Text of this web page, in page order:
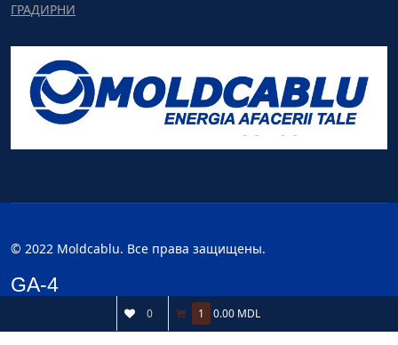
ГРАДИРНИ
© 2022 Moldcablu. Все права защищены.
GA-4
0 1 0.00 MDL